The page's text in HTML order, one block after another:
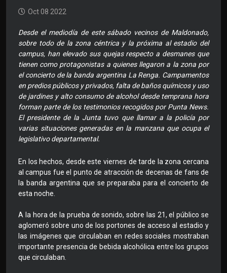
Oct 08 2022
Desde el mediodía de este sábado vecinos de Maldonado,
sobre todo de la zona céntrica y la próxima al estadio del
campus, han elevado sus quejas respecto a desmanes que
tienen como protagonistas a quienes llegaron a la zona por
el concierto de la banda argentina La Renga. Campamentos
en predios públicos y privados, falta de baños químicos y uso
de jardines y alto consumo de alcohol desde temprana hora
forman parte de los testimonios recogidos por Punta News.
El presidente de la Junta tuvo que llamar a la policía por
varias situaciones generadas en la manzana que ocupa el
legislativo departamental.
En los hechos, desde este viernes de tarde la zona cercana
al campus fue el punto de atracción de decenas de fans de
la banda argentina que se preparaba para el concierto de
esta noche.
A la hora de la prueba de sonido, sobre las 21, el público se
aglomeró sobre uno de los portones de acceso al estadio y
las imágenes que circulaban en redes sociales mostraban
importante presencia de bebida alcohólica entre los grupos
que circulaban.